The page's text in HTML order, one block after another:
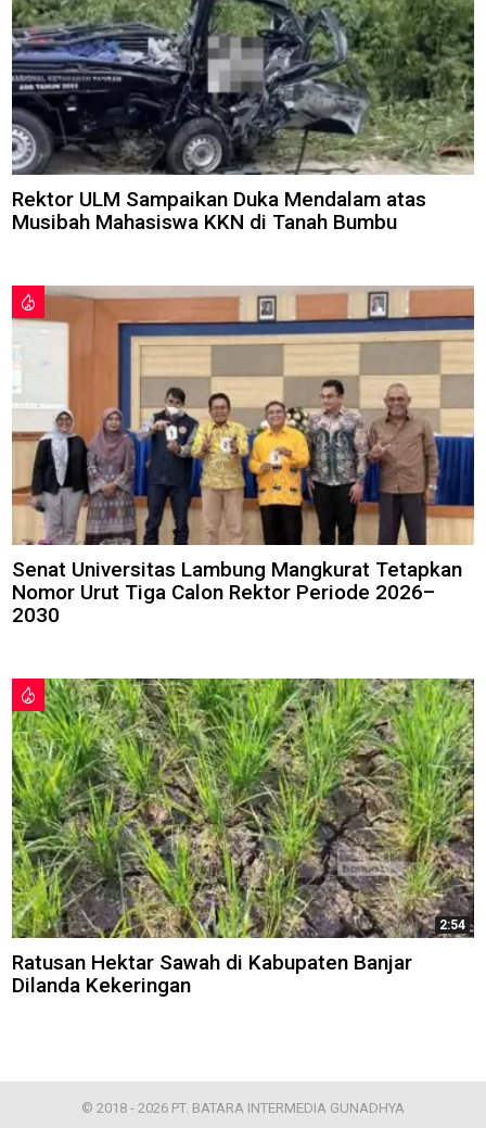
Rektor ULM Sampaikan Duka Mendalam atas
Musibah Mahasiswa KKN di Tanah Bumbu
Senat Universitas Lambung Mangkurat Tetapkan
Nomor Urut Tiga Calon Rektor Periode 2026–
2030
2:54
Ratusan Hektar Sawah di Kabupaten Banjar
Dilanda Kekeringan
© 2018 - 2026 PT. BATARA INTERMEDIA GUNADHYA